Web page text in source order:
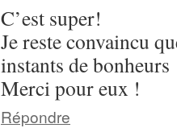
C’est super!
Je reste convaincu
instants de bonheurs
Merci pour eux !
Répondre